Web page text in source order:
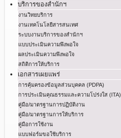
บริการของสำนักฯ
งานวิทยบริการ
งานเทคโนโลยีสารสนเทศ
ระบบงานบริการของสำนักฯ
แบบประเมินความพึงพอใจ
ผลประเมินความพึงพอใจ
สถิติการให้บริการ
เอกสารเผยแพร่
การคุ้มครองข้อมูลส่วนบุคคล (PDPA)
การประเมินคุณธรรมและความโปร่งใส (ITA)
คู่มือ/มาตรฐานการปฏิบัติงาน
คู่มือ/มาตรฐานการให้บริการ
คู่มือการใช้งาน
แบบฟอร์มขอใช้บริการ